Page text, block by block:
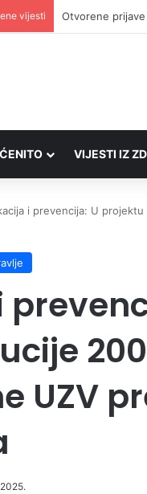
vijesti Lovačkim
VIJESTI IZ
i prevencija: U
UZV